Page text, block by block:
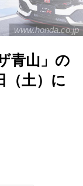
www.honda.co.jp
青山」の
（土）に